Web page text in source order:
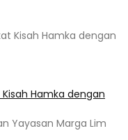
Hamka dengan